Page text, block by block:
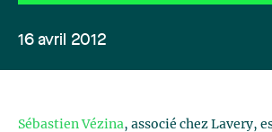
16 avril 2012
Sébastien Vézina, associé chez Lavery,